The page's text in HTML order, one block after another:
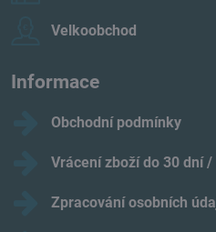
Velkoobchod
Informace
Obchodní podmínky
Vrácení zboží do 30 dní
Zpracování osobních